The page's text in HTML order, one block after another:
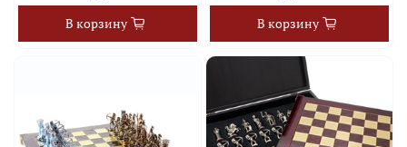
В корзину В корзину